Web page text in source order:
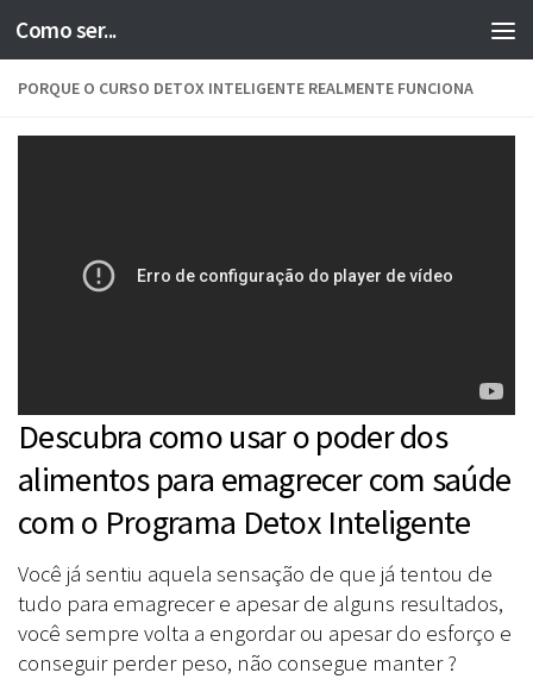
Skip to content
Como ser...
PORQUE O CURSO DETOX INTELIGENTE REALMENTE FUNCIONA
Descubra como usar o poder dos
alimentos para emagrecer com saúde
com o Programa Detox Inteligente
Você já sentiu aquela sensação de que já tentou de
tudo para emagrecer e apesar de alguns resultados,
você sempre volta a engordar ou apesar do esforço e
conseguir perder peso, não consegue manter ?